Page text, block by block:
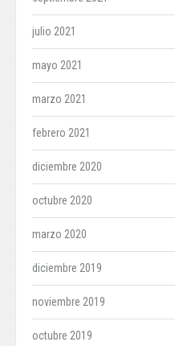
julio 2021
mayo 2021
marzo 2021
febrero 2021
diciembre 2020
octubre 2020
marzo 2020
diciembre 2019
noviembre 2019
octubre 2019